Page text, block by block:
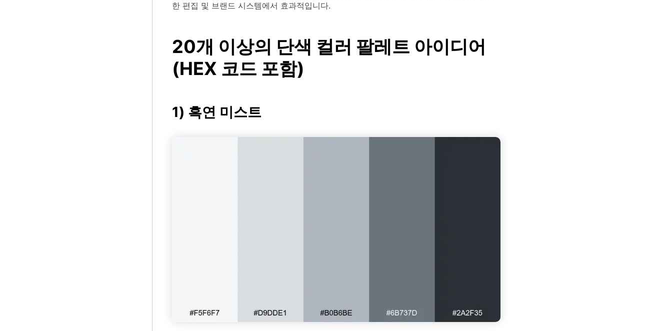
한 편집 및 브랜드 시스템에서 효과적입니다.
20개 이상의 단색 컬러 팔레트 아이디어
(HEX 코드 포함)
1) 흑연 미스트